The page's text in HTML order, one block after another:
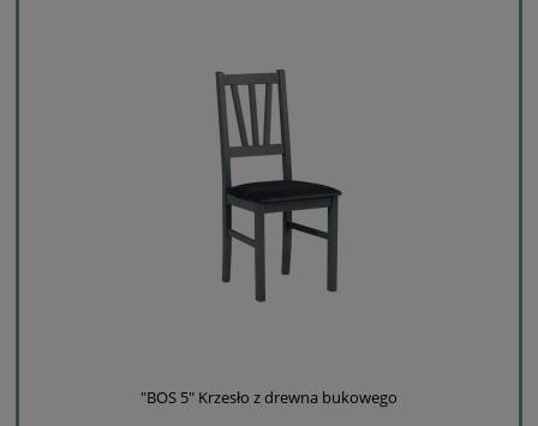
"BOS 5" Krzesło z drewna bukowego